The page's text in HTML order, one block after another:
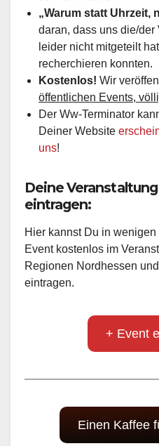
„Warum statt Uhrzeit,
daran, dass uns die/
leider nicht mitgeteilt
recherchieren konnten.
Kostenlos! Wir
öffentlichen Events,
Der Ww-Terminator
Deiner Website
uns!
Deine
eintragen:
Hier kannst Du in
Event kostenlos im
Regionen Nordhessen
eintragen.
+ Event
Einen Kaffee